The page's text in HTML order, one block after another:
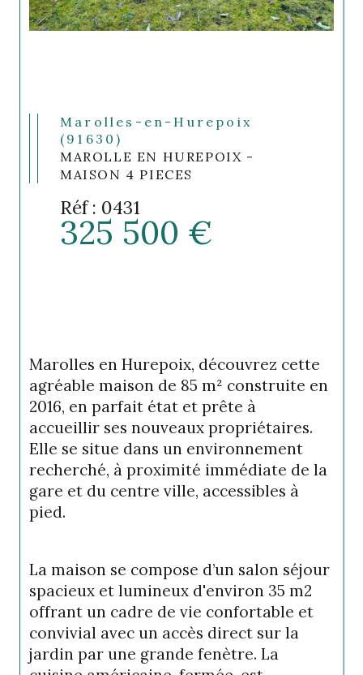
Marolles-en-Hurepoix
(91630)
MAROLLE EN HUREPOIX -
MAISON 4 PIECES
Réf : 0431
325 500 €
Marolles en Hurepoix, découvrez cette
agréable maison de 85 m² construite en
2016, en parfait état et prête à
accueillir ses nouveaux propriétaires.
Elle se situe dans un environnement
recherché, à proximité immédiate de la
gare et du centre ville, accessibles à
pied.
La maison se compose d’un salon séjour
spacieux et lumineux d'environ 35 m2
offrant un cadre de vie confortable et
convivial avec un accès direct sur la
jardin par une grande fenètre. La